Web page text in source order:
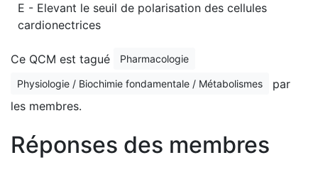
E - Elevant le seuil de polarisation des cellules
cardionectrices
Ce QCM est tagué Pharmacologie
Physiologie / Biochimie fondamentale / Métabolismes
par
les membres.
Réponses des membres